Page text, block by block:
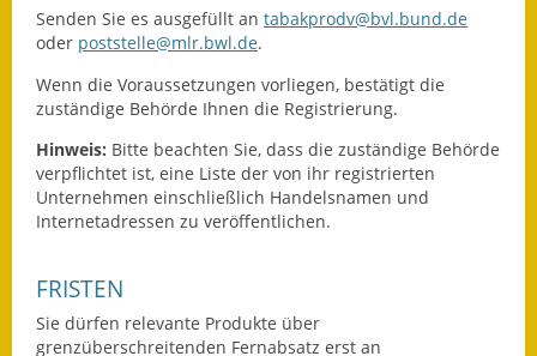
Sitzungsberichte 2016
Sitzungsberichte 2018
Sitzungsberichte 2019
Sitzungsberichte 2020
Haushalt & Finanzen
Senden Sie es ausgefüllt an tabakprodv@bvl.bund.de
oder poststelle@mlr.bwl.de.
Wenn die Voraussetzungen vorliegen, bestätigt die
zuständige Behörde Ihnen die Registrierung.
Hinweis: Bitte beachten Sie, dass die zuständige Behörde
verpflichtet ist, eine Liste der von ihr registrierten
Unternehmen einschließlich Handelsnamen und
Internetadressen zu veröffentlichen.
FRISTEN
Sie dürfen relevante Produkte über
grenzüberschreitenden Fernabsatz erst an